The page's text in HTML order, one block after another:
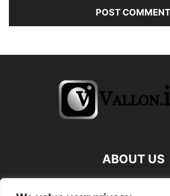
ABOUT US